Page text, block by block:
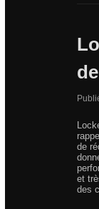
de
et
des